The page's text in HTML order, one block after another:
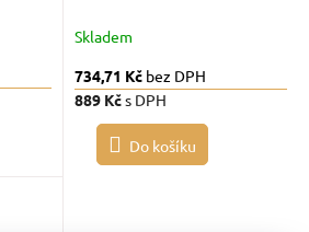
Skladem
734,71 Kč bez DPH
889 Kčs DPH
Do košíku